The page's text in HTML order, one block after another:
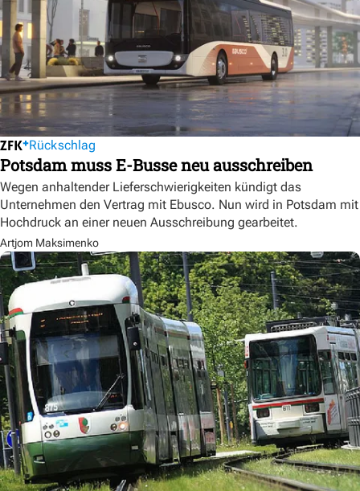
Rückschlag
Potsdam muss E-Busse neu ausschreiben
Wegen anhaltender Lieferschwierigkeiten kündigt das
Unternehmen den Vertrag mit Ebusco. Nun wird in Potsdam mit
Hochdruck an einer neuen Ausschreibung gearbeitet.
Artjom Maksimenko